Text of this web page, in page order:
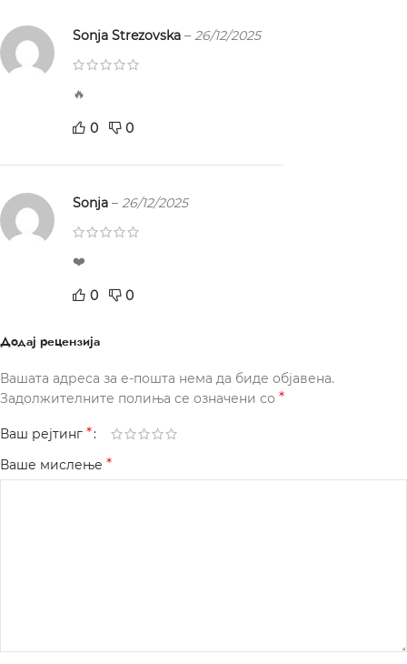
Sonja Strezovska – 26/12/2025
🔥
0 0
Sonja – 26/12/2025
❤️
0 0
Додај рецензија
Вашата адреса за е-пошта нема да биде објавена.
Задолжителните полиња се означени со *
Ваш рејтинг *
Ваше мислење *